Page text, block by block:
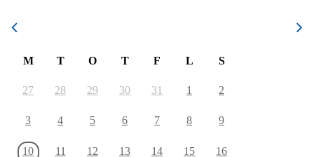
M T O T F L S
27 28 29 30 31 1 2
3 4 5 6 7 8 9
10 11 12 13 14 15 16